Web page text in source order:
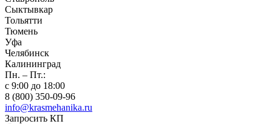
Сыктывкар
Тольятти
Тюмень
Уфа
Челябинск
Калининград
Пн. – Пт.:
с 9:00 до 18:00
8 (800) 350-09-96
info@krasmehanika.ru
Запросить КП